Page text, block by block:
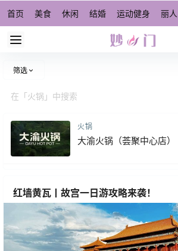
首页 美食 休闲 结婚 运动健身 丽人
筛选
火锅
大渝火锅（荟聚中心店）
红墙黄瓦丨故宫一日游攻略来袭！